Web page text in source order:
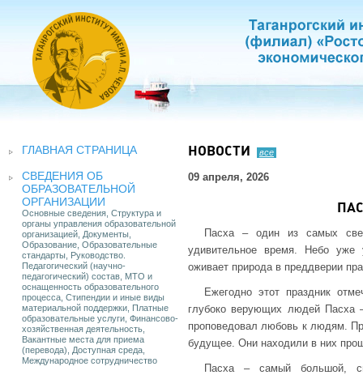
ГЛАВНАЯ СТРАНИЦА
СВЕДЕНИЯ ОБ
ОБРАЗОВАТЕЛЬНОЙ
ОРГАНИЗАЦИИ
Основные сведения, Структура и
органы управления образовательной
организацией, Документы,
Образование, Образовательные
стандарты, Руководство.
Педагогический (научно-
педагогический) состав, МТО и
оснащенность образовательного
процесса, Стипендии и иные виды
материальной поддержки, Платные
образовательные услуги, Финансово-
хозяйственная деятельность,
Вакантные места для приема
(перевода), Доступная среда,
Международное сотрудничество
НОВОСТИ все
09 апреля, 2026
Пасха – один из самых
удивительное время. Небо уже
оживает природа в преддверии
Ежегодно этот праздник
глубоко верующих людей Пасха
проповедовал любовь к людям.
будущее. Они находили в них
Пасха – самый большой,